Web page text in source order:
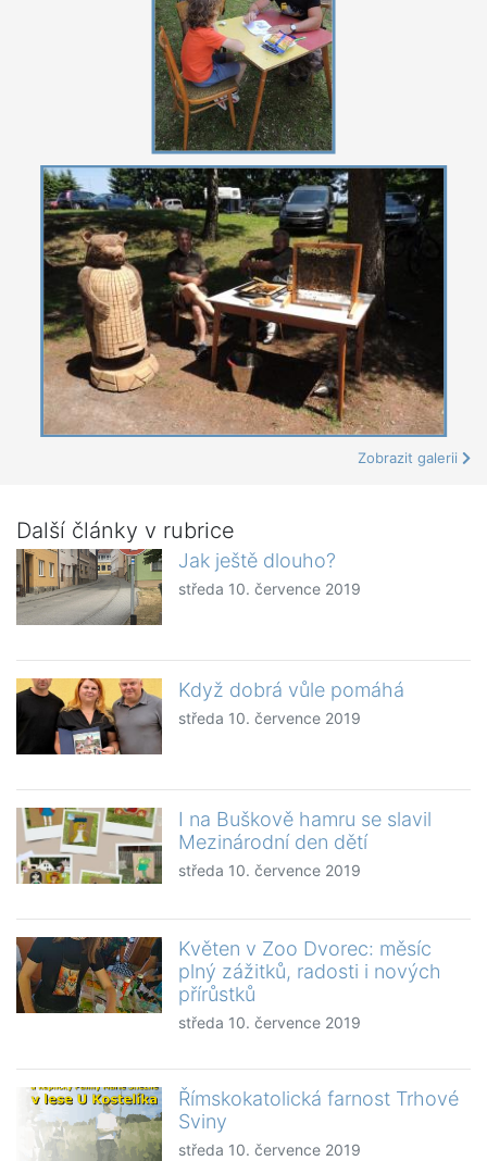
Zobrazit galerii
Další články v rubrice
Jak ještě dlouho?
středa 10. července 2019
Když dobrá vůle pomáhá
středa 10. července 2019
I na Buškově hamru se slavil
Mezinárodní den dětí
středa 10. července 2019
Květen v Zoo Dvorec: měsíc
plný zážitků, radosti i nových
přírůstků
středa 10. července 2019
Římskokatolická farnost Trhové
Sviny
středa 10. července 2019